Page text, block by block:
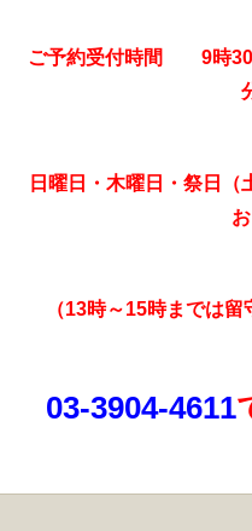
ご予約受付時間 9時30
日曜日・木曜日・祭日（
（13時～15時までは
03-3904-4611